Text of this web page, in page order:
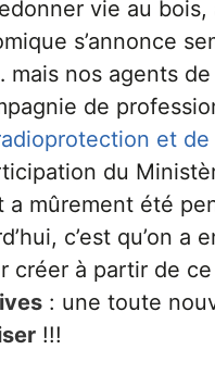
vie au
s’annonce
nos agents de
de
et
du
a mûrement été
c’est qu’on a
créer à partir de
: une toute
!!!